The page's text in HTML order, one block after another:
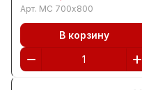
Арт. МС 700х800
В корзину